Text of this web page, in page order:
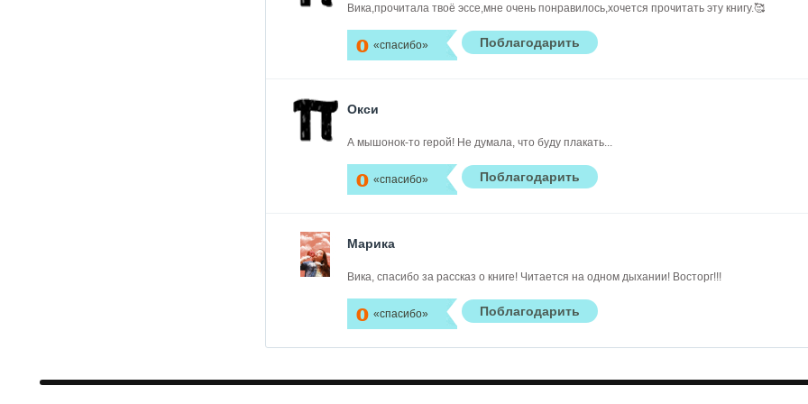
Вика,прочитала твоё эссе,мне очень понравилось,хочется прочитать эту книгу.🥰
0 «спасибо»
Окси
А мышонок-то герой! Не думала, что буду плакать...
0 «спасибо»
Марика
Вика, спасибо за рассказ о книге! Читается на одном дыхании! Восторг!!!
0 «спасибо»